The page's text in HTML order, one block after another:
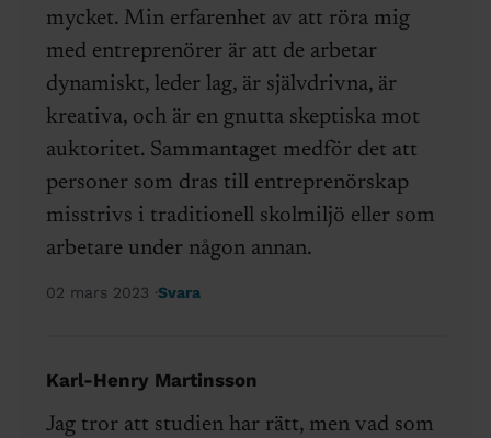
mycket. Min erfarenhet av att röra mig
med entreprenörer är att de arbetar
dynamiskt, leder lag, är självdrivna, är
kreativa, och är en gnutta skeptiska mot
auktoritet. Sammantaget medför det att
personer som dras till entreprenörskap
misstrivs i traditionell skolmiljö eller som
arbetare under någon annan.
02 mars 2023 Svara
Karl-Henry Martinsson
Jag tror att studien har rätt, men vad som